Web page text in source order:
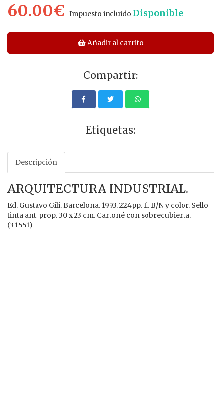
60.00€ Impuesto incluido Disponible
Añadir al carrito
Compartir:
Etiquetas:
Descripción
ARQUITECTURA INDUSTRIAL.
Ed. Gustavo Gili. Barcelona. 1993. 224pp. Il. B/N y color. Sello
tinta ant. prop. 30 x 23 cm. Cartoné con sobrecubierta.
(3.1551)